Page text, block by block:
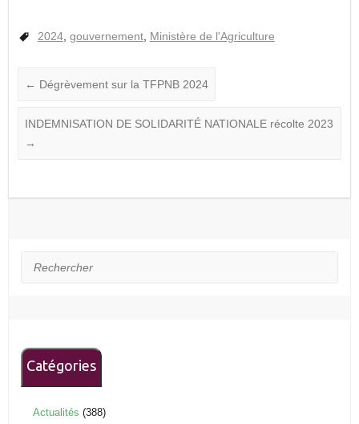
2024, gouvernement, Ministère de l'Agriculture
← Dégrèvement sur la TFPNB 2024
INDEMNISATION DE SOLIDARITÉ NATIONALE récolte 2023
→
Rechercher
Catégories
Actualités (388)